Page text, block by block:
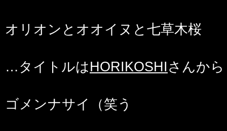
オリオンとオオイヌと七草木桜
…タイトルはHORIKOSHI さんから
ゴメンナサイ（笑う